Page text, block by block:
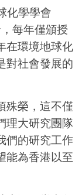
化學學會
每年僅頒授
在環境地球化
對社會發展的
殊榮，這不僅
理大研究團隊
們的研究工作
能為香港以至